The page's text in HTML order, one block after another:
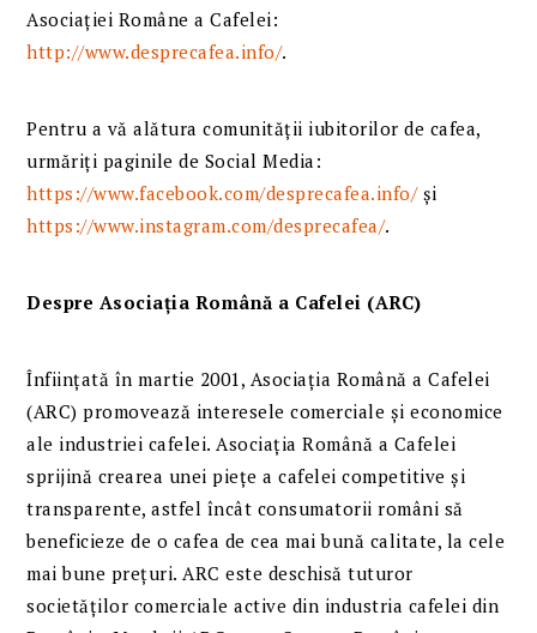
Asociației Române a Cafelei:
http://www.desprecafea.info/.
Pentru a vă alătura comunității iubitorilor de cafea,
urmăriți paginile de Social Media:
https://www.facebook.com/desprecafea.info/și
https://www.instagram.com/desprecafea/.
Despre Asociaţia Română a Cafelei (ARC)
Înfiinţată în martie 2001, Asociaţia Română a Cafelei
(ARC) promovează interesele comerciale şi economice
ale industriei cafelei. Asociaţia Română a Cafelei
sprijină crearea unei pieţe a cafelei competitive şi
transparente, astfel încât consumatorii români să
beneficieze de o cafea de cea mai bună calitate, la cele
mai bune preţuri. ARC este deschisă tuturor
societăţilor comerciale active din industria cafelei din